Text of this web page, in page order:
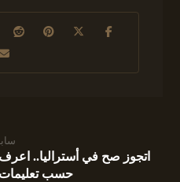
اتجوز صح في أستراليا.. اعرف
حسب تعليمات